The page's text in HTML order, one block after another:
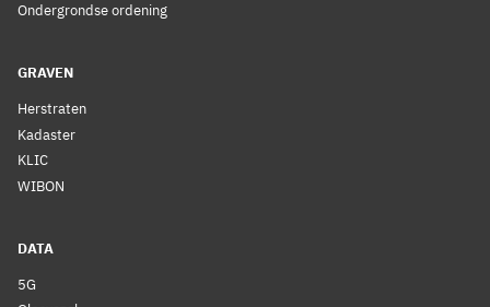
Ondergrondse ordening
GRAVEN
Herstraten
Kadaster
KLIC
WIBON
DATA
5G